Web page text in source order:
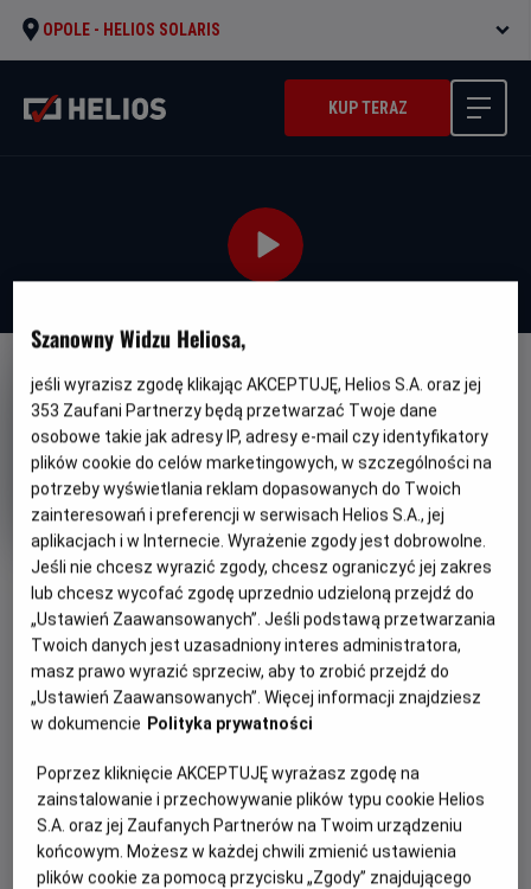
OPOLE - HELIOS SOLARIS
KUP TERAZ
DUBBING
OBSERWUJ
Pszczółka Maja: Mały wielki
skarb
Oryginalny
tytuł
Maya the Bee 3: The Golden Orb
Gatunek
Animowany
Czas
trwania
89 min
Kraj
i
rok
produkcji
Australia, Niemcy (2021)
PREMIERA
11 listopada 2021
REŻYSERIA SCENARIUSZ
Edquist
WIĘCEJ SZCZEGÓŁÓW
OPIS FILMU
Wiosna nie zdążyła się jeszcze na dobre rozpocząć, a Maja
i Gucio już wyruszają z ula w poszukiwaniu przygody.
Napotkany na łące tajemniczy wędrowiec powierza im
opiekę nad magiczną złotą pestką, którą mają dostarczyć
Szanowny Widzu Heliosa,
jeśli wyrazisz zgodę klikając AKCEPTUJĘ, Helios S.A. oraz jej
353 Zaufani Partnerzy będą przetwarzać Twoje dane
osobowe takie jak adresy IP, adresy e-mail czy identyfikatory
plików cookie do celów marketingowych, w szczególności na
potrzeby wyświetlania reklam dopasowanych do Twoich
zainteresowań i preferencji w serwisach Helios S.A., jej
aplikacjach i w Internecie. Wyrażenie zgody jest dobrowolne.
Jeśli nie chcesz wyrazić zgody, chcesz ograniczyć jej zakres
lub chcesz wycofać zgodę uprzednio udzieloną przejdź do
„Ustawień Zaawansowanych”. Jeśli podstawą przetwarzania
Twoich danych jest uzasadniony interes administratora,
masz prawo wyrazić sprzeciw, aby to zrobić przejdź do
„Ustawień Zaawansowanych”. Więcej informacji znajdziesz
w dokumencie Polityka prywatności
Poprzez kliknięcie AKCEPTUJĘ wyrażasz zgodę na
zainstalowanie i przechowywanie plików typu cookie Helios
S.A. oraz jej Zaufanych Partnerów na Twoim urządzeniu
końcowym. Możesz w każdej chwili zmienić ustawienia
plików cookie za pomocą przycisku „Zgody” znajdującego